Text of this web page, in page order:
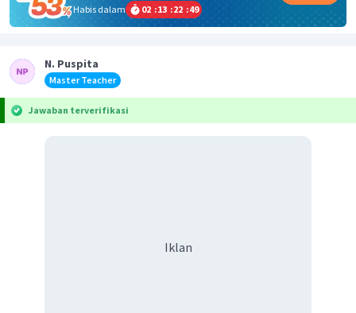
Habis dalam
02 :13 :22 :49
N. Puspita
Master Teacher
Jawaban terverifikasi
Iklan